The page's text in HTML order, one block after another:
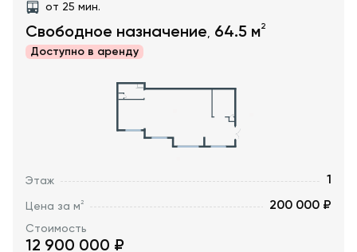
от 25 мин.
Свободное назначение, 64.5 м2
Доступно в аренду
Этаж 1
Цена за м2 200 000 ₽
Стоимость
12 900 000 ₽